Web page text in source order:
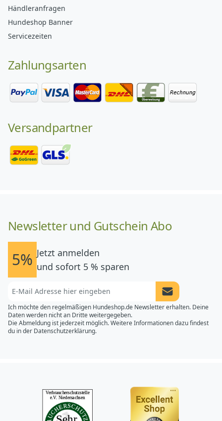
Händleranfragen
Hundeshop Banner
Servicezeiten
Zahlungsarten
Versandpartner
Newsletter und Gutschein Abo
5% Jetzt anmelden
und sofort 5 % sparen
Newsletter
Ich möchte den regelmäßigen Hundeshop.de Newsletter erhalten. Deine
Daten werden nicht an Dritte weitergegeben.
Die Abmeldung ist jederzeit möglich. Weitere Informationen dazu findest
du in der Datenschutzerklärung.